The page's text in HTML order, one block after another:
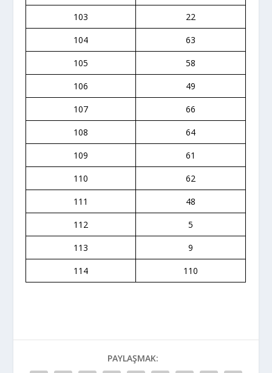
103
22
104
63
105
58
106
49
107
66
108
64
109
61
110
62
111
48
112
5
113
9
114
110
PAYLAŞMAK: